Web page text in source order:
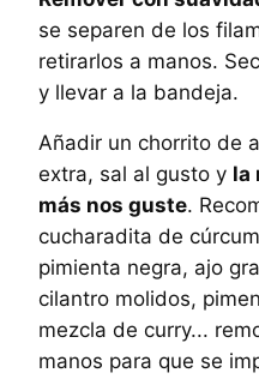
se separen de los
retirarlos a manos.
y llevar a la bandeja.
Añadir un chorrito de
extra, sal al gusto y la
más nos guste.
cucharadita de
pimienta negra, ajo
cilantro molidos,
mezcla de curry...
manos para que se